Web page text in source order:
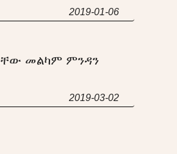
2019-01-06
መልካም ምንዳን
2019-03-02